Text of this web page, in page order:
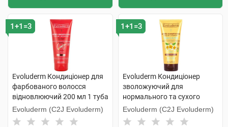
1+1=3
Evoluderm Кондиціонер для
фарбованого волосся
відновлюючий 200 мл 1 туба
Evoluderm (C2J Evoluderm)
1+1=3
Evoluderm Кондиціонер
зволожуючий для
нормального та сухого
волосся 200 мл 1 туба
Evoluderm (C2J Evoluderm)